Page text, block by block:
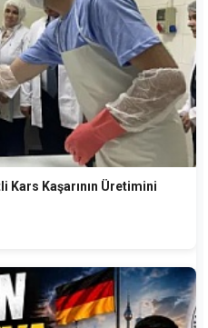
Kars Kaşarının Üretimini